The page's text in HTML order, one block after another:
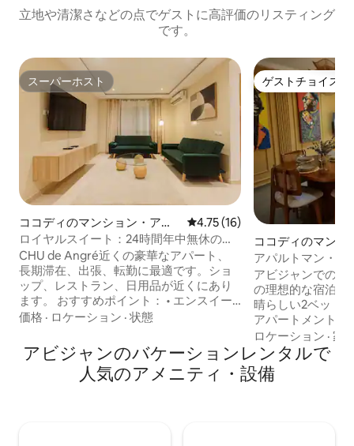
立地や清潔さなどの点でゲストに高評価のリスティング
です。
スーパーホスト
スーパーホスト
ココディのマンション・アパ
ート
レビュー16件、5つ星中4.75つ
4.75 (16)
ロイヤルスイート：24時間年中無休のセ
キュリティ+無料の空港送迎
CHU de Angré近くの豪華なアパート、
長期滞在、出張、転勤に最適です。ショ
ップ、レストラン、日用品が近くにあり
ます。 おすすめポイント： • エンスイー
トバスルームとゲストトイレ • 静かなひ
マートテレビ3台— Netflix、Canal +、
Prime Video • 設備の整ったモダンなキッ
チン • 高速Wi-Fiとエアコン • 完全な安心
価格 · ロケーション · 状態
ゲストチョイス
ゲストチョイス
ココディのマンシ
ート
アパルトマン・キ
アビジャンでの忘
の理想的な宿泊施
晴らしい2ベッド
アパートメントは
快適さとスタイルを
レガントで中心部
ァロンの有名なジ
か500メートルの
ロケーション ·家
アビジャンのバケーションレンタルで
人気のアメニティ・設備